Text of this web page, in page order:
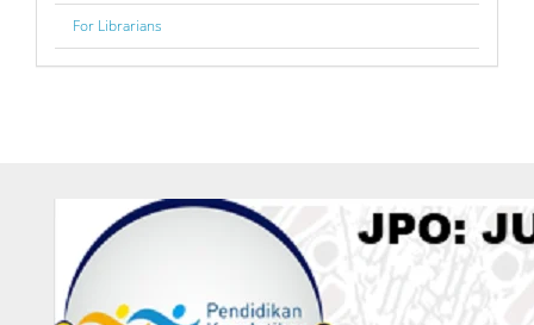
For Librarians